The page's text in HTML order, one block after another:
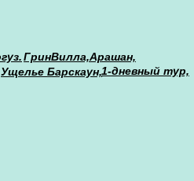
ГринВилла,Арашан,
Ущелье Барскаун,1-дневный тур,